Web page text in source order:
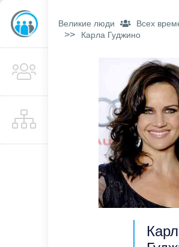
Великие люди Всех
>> Карла Гуджино